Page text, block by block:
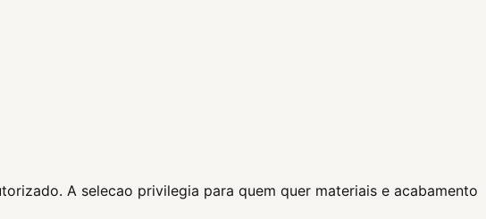
A selecao privilegia para quem quer materiais e acabamento